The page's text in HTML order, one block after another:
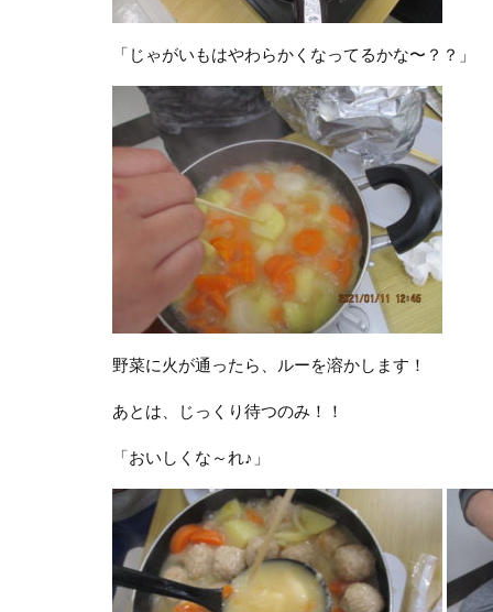
「じゃがいもはやわらかくなってるかな〜？？」
野菜に火が通ったら、ルーを溶かします！
あとは、じっくり待つのみ！！
「おいしくな～れ♪」